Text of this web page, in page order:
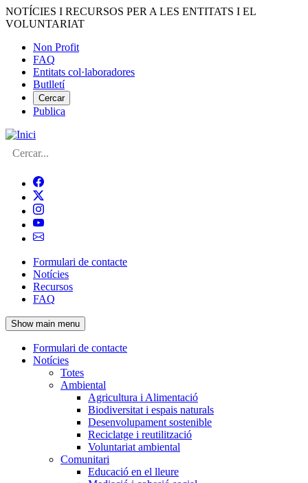
Vés
al
NOTÍCIES I RECURSOS PER A LES ENTITATS I EL
VOLUNTARIAT
Menú
del
compte
d'usuari
Non Profit
FAQ
Entitats col·laboradores
Butlletí
Cercar
Publica
Cerca
Navegació
principal
de
l'encapçalament
Formulari de contacte
Notícies
Recursos
FAQ
Show main menu
Navegació
principal
Formulari de contacte
Notícies
Totes
Ambiental
Agricultura i Alimentació
Biodiversitat i espais naturals
Desenvolupament sostenible
Reciclatge i reutilització
Voluntariat ambiental
Comunitari
Educació en el lleure